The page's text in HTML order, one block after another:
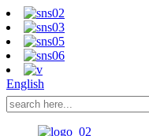
English